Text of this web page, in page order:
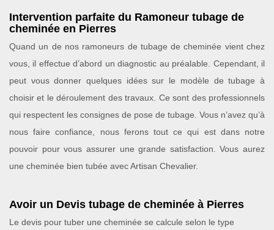
Intervention parfaite du Ramoneur tubage de
cheminée en Pierres
Quand un de nos ramoneurs de tubage de cheminée vient chez
vous, il effectue d’abord un diagnostic au préalable. Cependant, il
peut vous donner quelques idées sur le modèle de tubage à
choisir et le déroulement des travaux. Ce sont des professionnels
qui respectent les consignes de pose de tubage. Vous n’avez qu’à
nous faire confiance, nous ferons tout ce qui est dans notre
pouvoir pour vous assurer une grande satisfaction. Vous aurez
une cheminée bien tubée avec Artisan Chevalier.
Avoir un Devis tubage de cheminée à Pierres
Le devis pour tuber une cheminée se calcule selon le type